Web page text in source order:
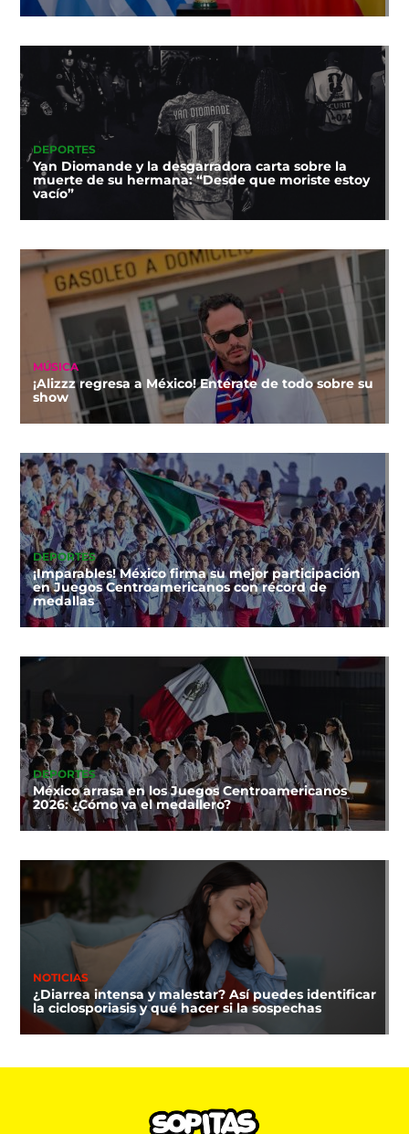
DEPORTES
Yan Diomande y la desgarradora carta sobre la
muerte de su hermana: “Desde que moriste estoy
vacío”
MÚSICA
¡Alizzz regresa a México! Entérate de todo sobre su
show
DEPORTES
¡Imparables! México firma su mejor participación
en Juegos Centroamericanos con récord de
medallas
DEPORTES
México arrasa en los Juegos Centroamericanos
2026: ¿Cómo va el medallero?
NOTICIAS
¿Diarrea intensa y malestar? Así puedes identificar
la ciclosporiasis y qué hacer si la sospechas